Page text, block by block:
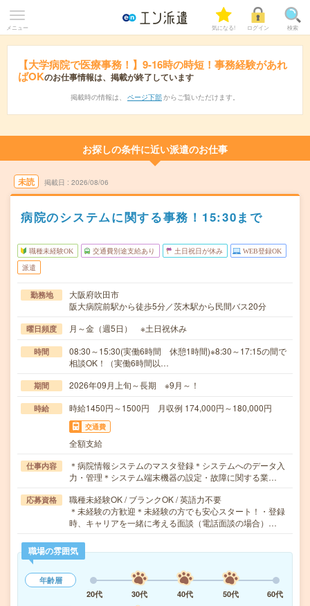
メニュー 気になる! ログイン 検索
【大学病院で医療事務！】9-16時の時短！事務経験があれ
ばOKのお仕事情報は、掲載が終了しています
掲載時の情報は、 ページ下部 からご覧いただけます。
お探しの条件に近い派遣のお仕事
未読 掲載日 2026/08/06
病院のシステムに関する事務！15:30まで
職種未経験OK 交通費別途支給あり 土日祝日が休み WEB登録OK
派遣
勤務地
大阪府吹田市
阪大病院前駅から徒歩5分／茨木駅から民間バス20分
曜日頻度 月～金（週5日） ※土日祝休み
時間
08:30～15:30(実働6時間 休憩1時間)※8:30～17:15の間で
相談OK！（実働6時間以…
期間 2026年09月上旬～長期 ※9月～！
時給 時給1450円～1500円 月収例 174,000円～180,000円
交通費
全額支給
仕事内容
＊病院情報システムのマスタ登録＊システムへのデータ入
力・管理＊システム端末機器の設定・故障に関する業…
応募資格
職種未経験OK / ブランクOK / 英語力不要
＊未経験の方歓迎＊未経験の方でも安心スタート！・登録
時、キャリアを一緒に考える面談（電話面談の場合）…
職場の雰囲気
年齢層
20代
30代 40代 50代
60代